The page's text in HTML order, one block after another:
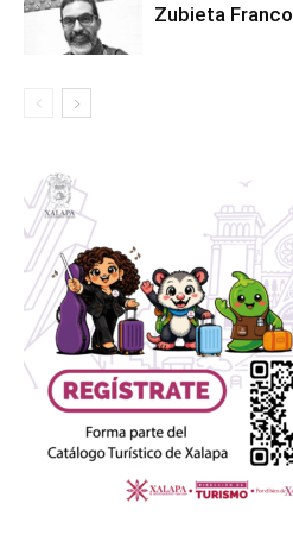
Zubieta Franco